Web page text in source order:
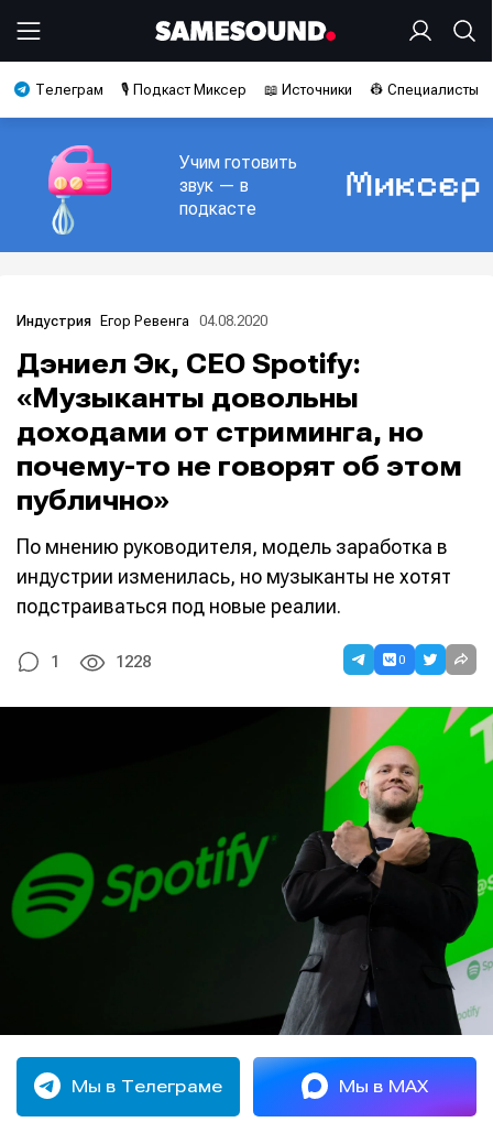
Телеграм 🎙️ Подкаст Миксер 📖 Источники 👷 Специалисты
Учим готовить
звук — в
подкасте
Индустрия Егор Ревенга 04.08.2020
Дэниел Эк, CEO Spotify:
«Музыканты довольны
доходами от стриминга, но
почему-то не говорят об этом
публично»
По мнению руководителя, модель заработка в
индустрии изменилась, но музыканты не хотят
подстраиваться под новые реалии.
1 1228 0
Мы в Телеграме Мы в MAX